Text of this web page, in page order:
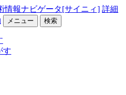
情報ナビゲータ[サイニィ] 詳細
メニュー 検索
す